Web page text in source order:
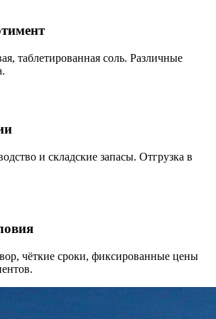
таблетированная соль. Различные
и складские запасы. Отгрузка в
чёткие сроки, фиксированные цены